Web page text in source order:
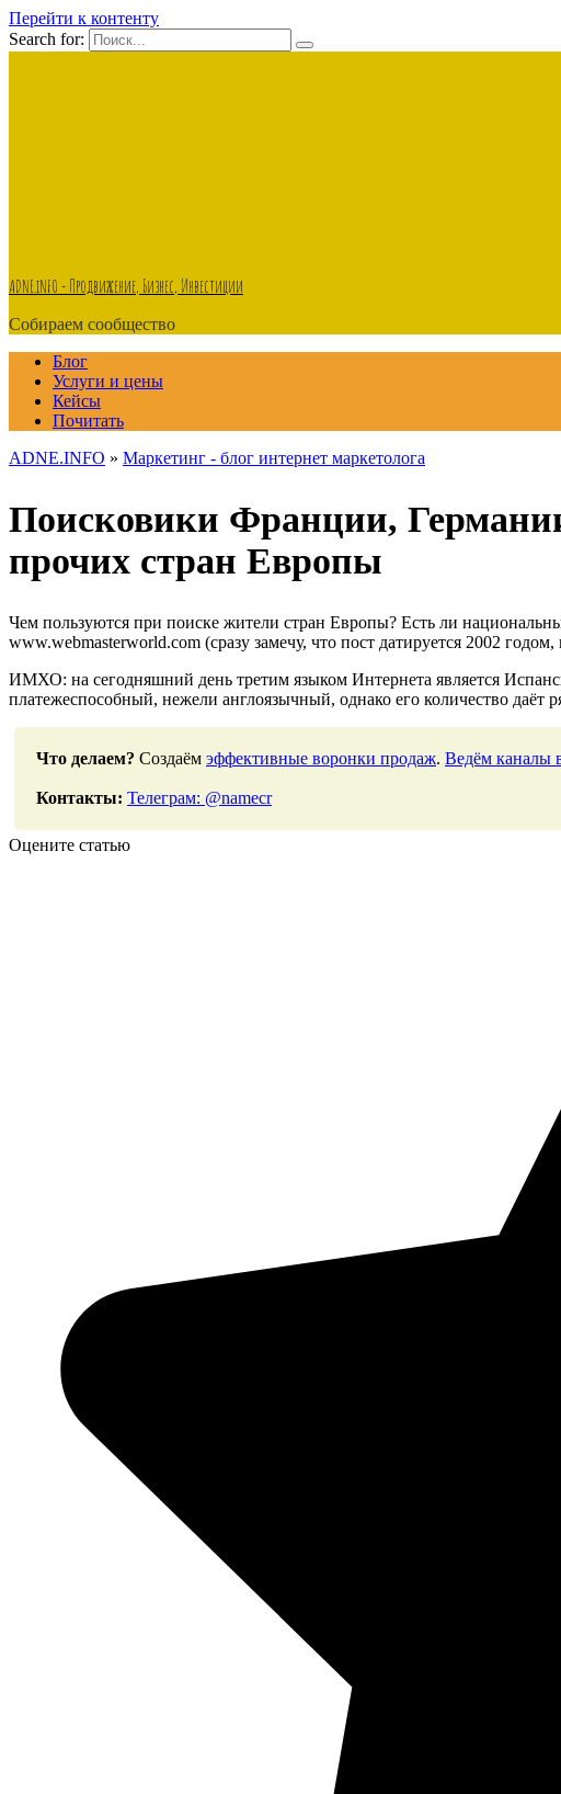
Перейти к контенту
Search for:
ADNE.iNFO - Продвижение, Бизнес, Инвестиции
Собираем сообщество
Блог
Услуги и цены
Кейсы
Почитать
ADNE.INFO » Маркетинг - блог интернет маркетолога
Поисковики Франции,
прочих стран Европы
Чем пользуются при поиске жители стран Европы? Есть ли
www.webmasterworld.com (сразу замечу, что пост датируется 2002
ИМХО: на сегодняшний день третим языком Интернета является
платежеспособный, нежели англоязычный, однако его количество даёт
Что делаем? Создаём эффективные воронки продаж. Ведём каналы
Контакты: Телеграм: @namecr
Оцените статью